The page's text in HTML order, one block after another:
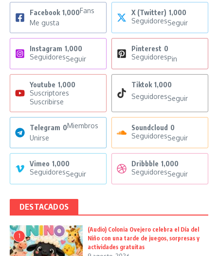
Facebook 1,000Fans
Me gusta
X (Twitter) 1,000
SeguidoresSeguir
Instagram 1,000
SeguidoresSeguir
Pinterest 0
SeguidoresPin
Youtube 1,000
Suscriptores
Suscribirse
Tiktok 1,000
SeguidoresSeguir
Telegram 0Miembros
Unirse
Soundcloud 0
SeguidoresSeguir
Vimeo 1,000
SeguidoresSeguir
Dribbble 1,000
SeguidoresSeguir
DESTACADOS
1
(Audio) Colonia Ovejero celebra el Día del
Niño con una tarde de juegos, sorpresas y
actividades gratuitas